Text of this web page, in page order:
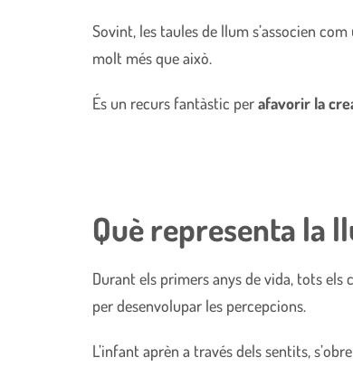
Sovint, les taules de llum s’associen
molt més que això.
És un recurs fantàstic perafavorir la
Què representa la
Durant els primers anys de vida, tots
per desenvolupar les percepcions.
L’infant aprèn a través dels sentits,